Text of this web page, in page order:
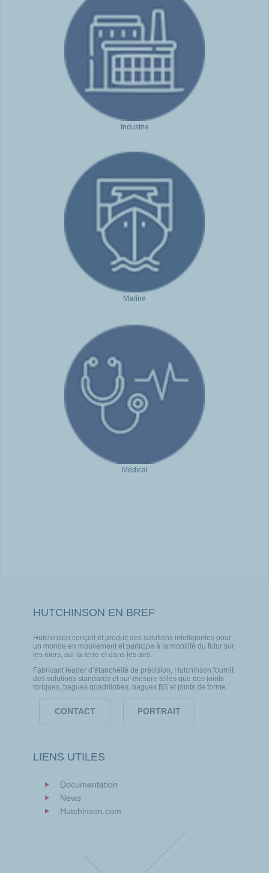
Industrie
Marine
Médical
HUTCHINSON EN BREF
Hutchinson conçoit et produit des solutions intelligentes pour
un monde en mouvement et participe à la mobilité du futur sur
les mers, sur la terre et dans les airs.
Fabricant leader d’étanchéité de précision, Hutchinson fournit
des solutions standards et sur-mesure telles que des joints
toriques, bagues quadrilobes, bagues BS et joints de forme.
CONTACT PORTRAIT
LIENS UTILES
Documentation
News
Hutchinson.com